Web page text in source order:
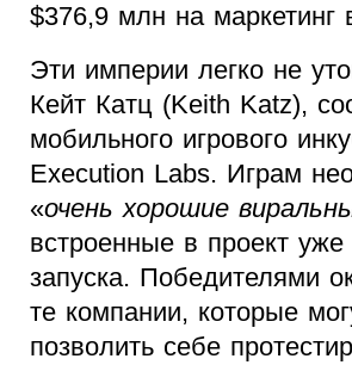
$376,9 млн на маркетинг
Эти империи легко не
Кейт Катц (Keith Katz),
мобильного игрового
Execution Labs. Играм
«очень хорошие
встроенные в проект
запуска. Победителями
те компании, которые
позволить себе